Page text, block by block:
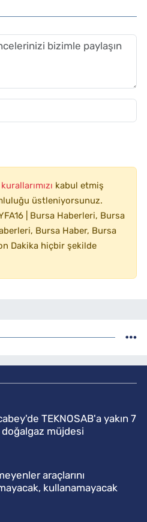
kabul etmiş
üstleniyorsunuz.
| Bursa Haberleri, Bursa
Bursa Haber, Bursa
Dakika hiçbir şekilde
TEKNOSAB'a yakın 7
müjdesi
araçlarını
kullanamayacak